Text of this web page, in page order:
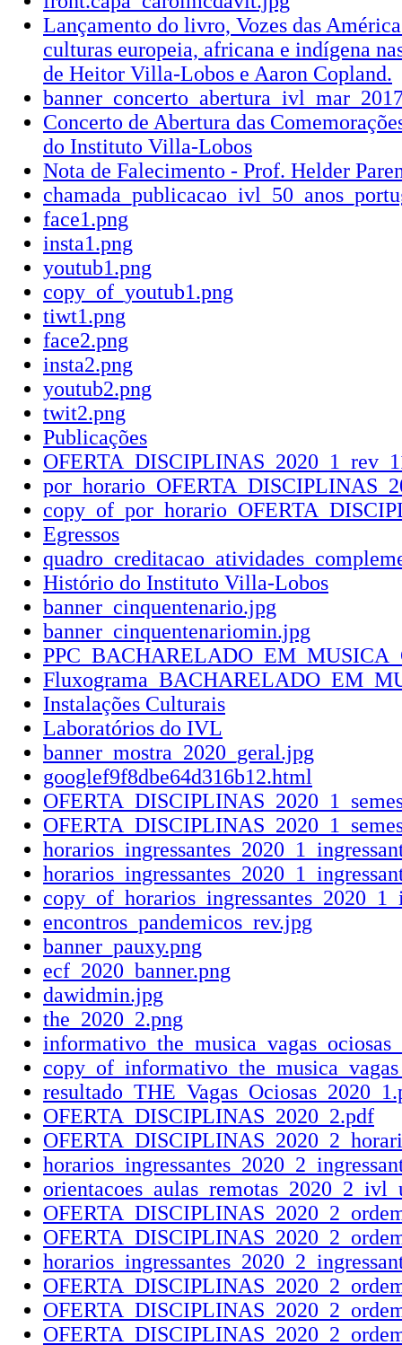
Lançamento do livro, Vozes das
culturas europeia, africana e indígena
de Heitor Villa-Lobos e Aaron Copland.
Concerto de Abertura das
do Instituto Villa-Lobos
Nota de Falecimento - Prof. Helder
face1.png
insta1.png
youtub1.png
copy_of_youtub1.png
tiwt1.png
face2.png
insta2.png
youtub2.png
twit2.png
Publicações
Egressos
Histório do Instituto Villa-Lobos
banner_cinquentenario.jpg
banner_cinquentenariomin.jpg
Instalações Culturais
Laboratórios do IVL
banner_mostra_2020_geral.jpg
googlef9f8dbe64d316b12.html
encontros_pandemicos_rev.jpg
banner_pauxy.png
ecf_2020_banner.png
dawidmin.jpg
the_2020_2.png
OFERTA_DISCIPLINAS_2020_2.pdf